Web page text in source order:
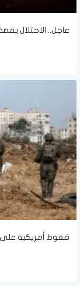
عاجل.. الاحتلال
ضغوط أمريكية على